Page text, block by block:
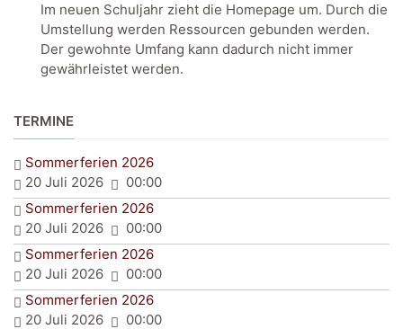
Im neuen Schuljahr zieht die Homepage um. Durch die
Umstellung werden Ressourcen gebunden werden.
Der gewohnte Umfang kann dadurch nicht immer
gewährleistet werden.
TERMINE
Sommerferien 2026
20 Juli 2026
00:00
Sommerferien 2026
20 Juli 2026
00:00
Sommerferien 2026
20 Juli 2026
00:00
Sommerferien 2026
20 Juli 2026
00:00